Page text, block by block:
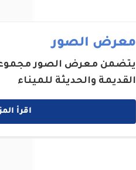
معرض الصور
يتضمن معرض الصور
القديمة والحديثة للميناء
اقرأ